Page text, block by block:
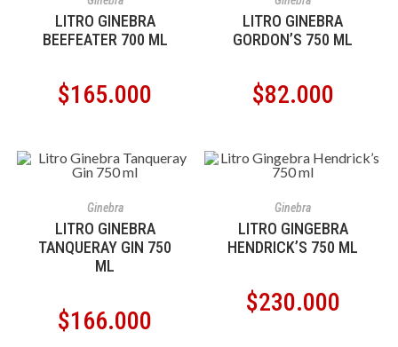
LITRO GINEBRA
BEEFEATER 700 ML
$165.000
LITRO GINEBRA
GORDON’S 750 ML
$82.000
Ginebra
LITRO GINEBRA
TANQUERAY GIN 750
ML
$166.000
Ginebra
LITRO GINGEBRA
HENDRICK’S 750 ML
$230.000